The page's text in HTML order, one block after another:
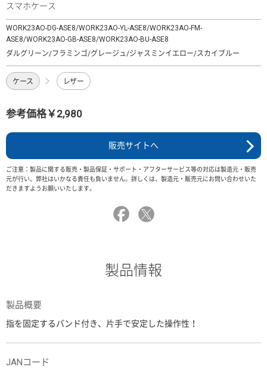
スマホケース
WORK23AO-DG-ASE8/WORK23AO-YL-ASE8/WORK23AO-FM-
ASE8/WORK23AO-GB-ASE8/WORK23AO-BU-ASE8
ダルグリーン/フラミンゴ/グレージュ/ジャスミンイエロー/スカイブルー
ケース レザー
参考価格￥2,980
販売サイトへ
ご注意：製品に関する販売・製品保証・サポート・アフターサービス等の対応は製造元・販売
元が行い、弊社はいかなる責任も負いません。詳しくは、製造元・販売元にお問い合わせいた
だきますようお願いいたします。
製品情報
製品概要
指を固定するバンド付き、片手で安定した操作性！
JANコード